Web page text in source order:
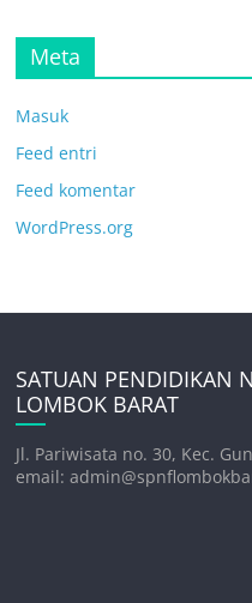
Meta
Masuk
Feed entri
Feed komentar
WordPress.org
SATUAN PENDIDIKAN
LOMBOK BARAT
Jl. Pariwisata no. 30, Kec.
email: